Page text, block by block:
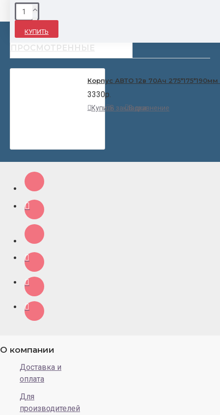
КУПИТЬ
НЕДАВНО
ПРОСМОТРЕННЫЕ
Корпус АВТО 12в 70Ач 275*175*190мм
3330р.
КупитьВ закладкиВ сравнение
О компании
Доставка и
оплата
Для
производителей